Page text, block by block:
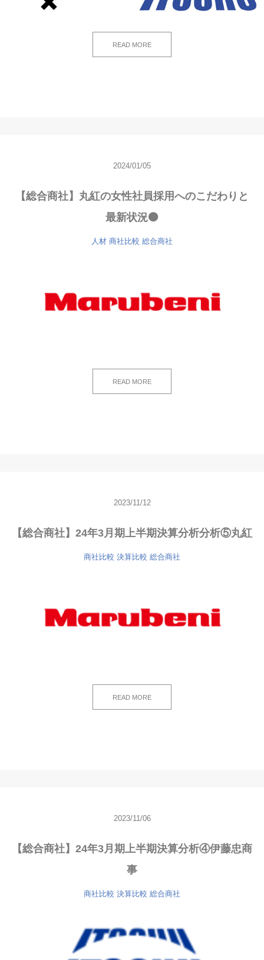
READ MORE
2024/01/05
【総合商社】丸紅の女性社員採用へのこだわりと
最新状況🟤
人材 商社比較 総合商社
READ MORE
2023/11/12
【総合商社】24年3月期上半期決算分析分析⑤丸紅
商社比較 決算比較 総合商社
READ MORE
2023/11/06
【総合商社】24年3月期上半期決算分析④伊藤忠商
事
商社比較 決算比較 総合商社